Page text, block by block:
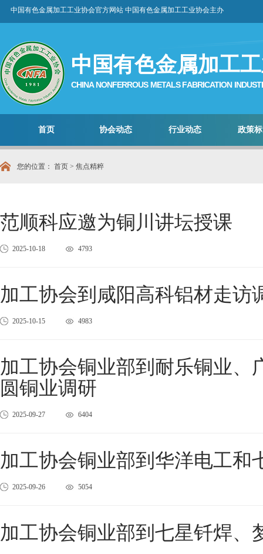
中国有色金属加工工业协会官方网站 中国有色金属加工工业协会主办
中国有色金属加工
CHINA NONFERROUS METALS FABRICATION
首页 协会动态 行业动态 政策
您的位置： 首页 > 焦点精粹
范顺科应邀为铜川讲坛授课
2025-10-18 4793
加工协会到咸阳高科铝材走访
2025-10-15 4983
加工协会铜业部到耐乐铜业、
圆铜业调研
2025-09-27 6404
加工协会铜业部到华洋电工和
2025-09-26 5054
加工协会铜业部到七星钎焊、